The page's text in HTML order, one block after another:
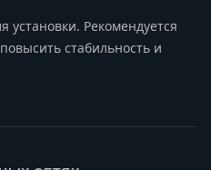
установки. Рекомендуется
стабильность и